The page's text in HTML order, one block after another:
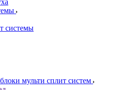
системы
мульти сплит систем